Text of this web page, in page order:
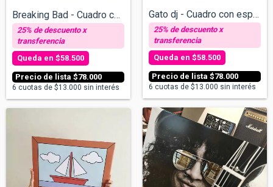
Breaking Bad - Cuadro con espejos v/tama...
$78.000
$58.500
6 cuotas de $13.000 sin interés
Gato dj - Cuadro con espejos v/tamaños
$78.000
$58.500
6 cuotas de $13.000 sin interés